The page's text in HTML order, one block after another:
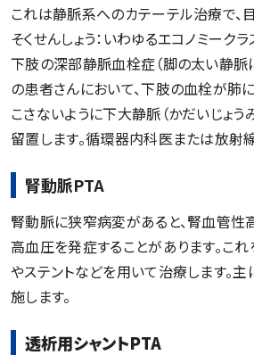
これは静脈系へのカテーテル治療で、
そくせんしょう：いわゆるエコノミーク
下肢の深部静脈血栓症（脚の太い静脈
の患者さんにおいて、下肢の血栓が肺
こさないように下大静脈（かだいじょう
留置します。循環器内科医または放射
腎動脈PTA
腎動脈に狭窄病変があると、腎血管性
高血圧を発症することがあります。こ
やステントなどを用いて治療します。
施します。
透析用シャントPTA